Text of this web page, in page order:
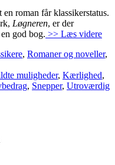
roman får klassikerstatus.
Løgneren, er der
god bog. >> Læs videre
, Romaner og noveller,
muligheder, Kærlighed,
, Snepper, Utroværdig